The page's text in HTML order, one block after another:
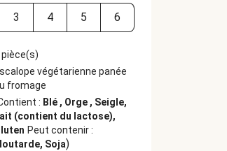
3 4 5 6
pièce(s)
végétarienne panée
fromage
: Blé , Orge , Seigle,
(contient du lactose),
Peut contenir :
Soja)